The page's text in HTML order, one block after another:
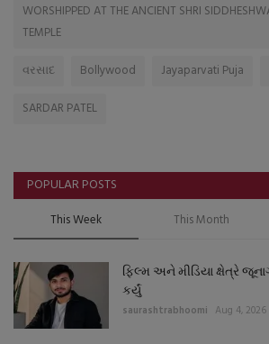
WORSHIPPED AT THE ANCIENT SHRI
TEMPLE
વરસાદ
Bollywood Jayaparvati Puja
SARDAR PATEL
POPULAR POSTS
This Week This Month
ફિલ્મ અને મીડિયા ક્ષેત્રે
કર્યું
saurashtrabhoomi Aug 4, 2026